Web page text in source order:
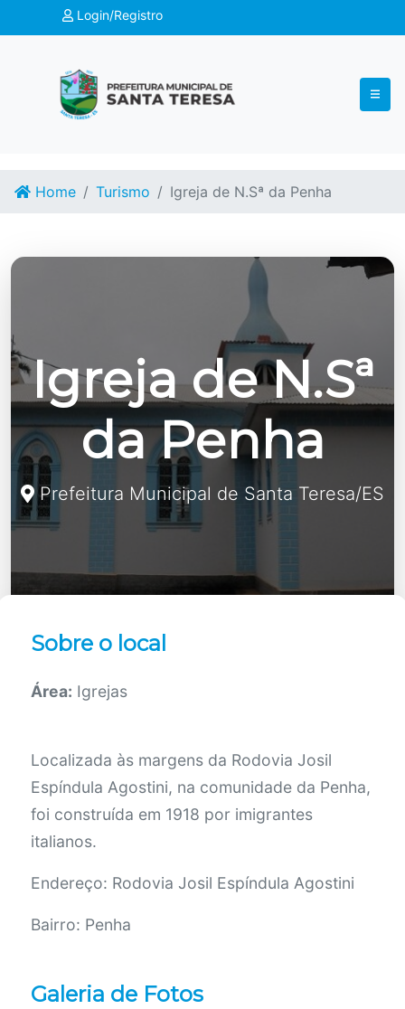
Login/Registro
Home Turismo Igreja de N.Sª da Penha
Igreja de N.Sª
da Penha
Prefeitura Municipal de Santa Teresa/ES
Sobre o local
Área: Igrejas
Localizada às margens da Rodovia Josil
Espíndula Agostini, na comunidade da Penha,
foi construída em 1918 por imigrantes
italianos.
Endereço: Rodovia Josil Espíndula Agostini
Bairro: Penha
Galeria de Fotos